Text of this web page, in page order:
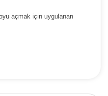
açmak için uygulanan